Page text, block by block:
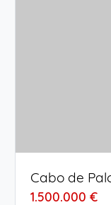
Cabo de
1.500.000 €